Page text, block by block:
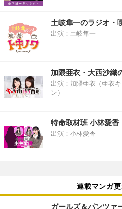
土岐隼一のラジオ・
出演：土岐隼一
加隈亜衣・大西沙織
出演：加隈亜衣（亜衣
ン）
特命取材班 小林愛香
出演：小林愛香
連載マンガ更
ガールズ＆パンツァ